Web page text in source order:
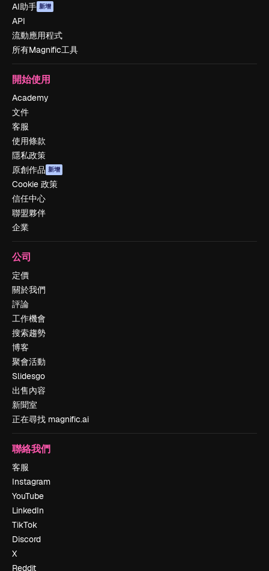
AI助手 新增
API
流動應用程式
所有Magnific工具
開始使用
Academy
文件
客服
使用條款
隱私政策
原創作品 新增
Cookie 政策
信任中心
聯盟夥伴
企業
公司
定價
關於我們
評論
工作機會
搜索趨勢
博客
聚會活動
Slidesgo
出售內容
新聞室
正在尋找 magnific.ai
聯絡我們
客服
Instagram
YouTube
LinkedIn
TikTok
Discord
X
Reddit